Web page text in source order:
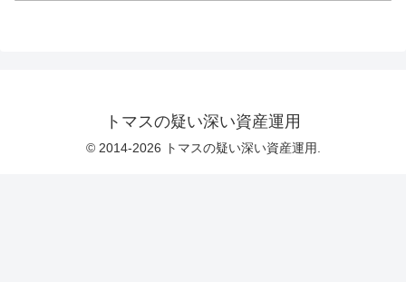
トマスの疑い深い資産運用
© 2014-2026 トマスの疑い深い資産運用.